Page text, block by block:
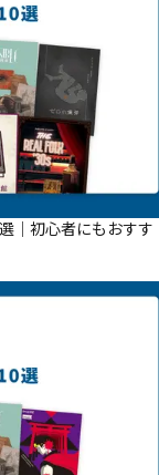
｜初心者にもおすす